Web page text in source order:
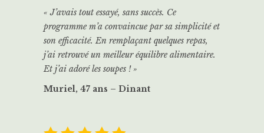
« J’avais tout essayé, sans succès. Ce
programme m’a convaincue par sa simplicité et
son efficacité. En remplaçant quelques repas,
j’ai retrouvé un meilleur équilibre alimentaire.
Et j’ai adoré les soupes ! »
Muriel, 47 ans – Dinant